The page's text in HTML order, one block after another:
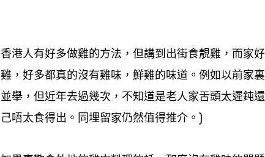
香港人有好多做雞的方法 ， 但講到出街食靚雞 ， 而家
雞 ， 好多都真的沒有雞味 ， 鮮雞的味道。例如以前家
並舉 ， 但近年去過幾次 ， 不知道是老人家舌頭太遲鈍
己唔太食得出。同埋留家仍然值得推介。 )